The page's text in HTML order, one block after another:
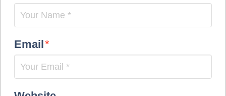
Email*